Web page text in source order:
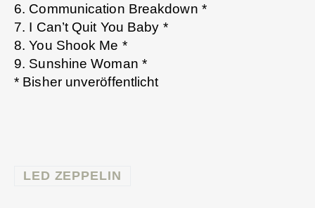
6. Communication Breakdown *
7. I Can’t Quit You Baby *
8. You Shook Me *
9. Sunshine Woman *
* Bisher unveröffentlicht
LED ZEPPELIN